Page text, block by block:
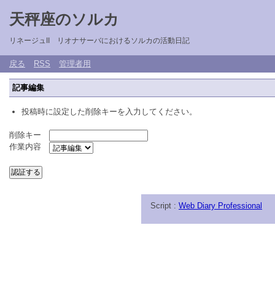
天秤座のソルカ
リネージュII リオナサーバにおけるソルカの活動日記
戻る RSS 管理者用
記事編集
投稿時に設定した削除キーを入力してください。
削除キー
作業内容
Script : Web Diary Professional